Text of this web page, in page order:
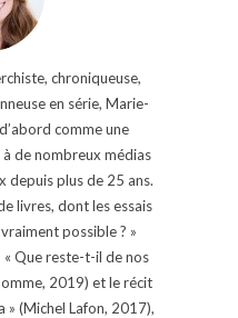
chroniqueuse,
en série, Marie-
comme une
de nombreux médias
depuis plus de 25 ans.
livres, dont les essais
possible ? »
Que reste-t-il de nos
2019) et le récit
» (Michel Lafon, 2017),